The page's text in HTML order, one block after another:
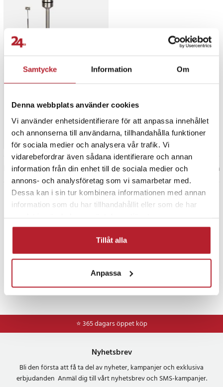
Samtycke Information Om
Denna webbplats använder cookies
Vi använder enhetsidentifierare för att anpassa innehållet
och annonserna till användarna, tillhandahålla funktioner
för sociala medier och analysera vår trafik. Vi
vidarebefordrar även sådana identifierare och annan
information från din enhet till de sociala medier och
annons- och analysföretag som vi samarbetar med.
Dessa kan i sin tur kombinera informationen med annan
information som du har tillhandahållit eller som de har
Tillåt alla
Anpassa
MasterChef 3-i-1 Stavmixer
- Känd från Sveriges
Mästerkock
Nuvarande pris:409 krTidigare
pris 619 kr
409 kr 619 kr
I lager, levereras inom 1-2 vardagar
Köp
Föregående 1 Nästa
⭐ 365 dagars öppet köp
Nyhetsbrev
Bli den första att få ta del av nyheter, kampanjer och exklusiva
erbjudanden Anmäl dig till vårt nyhetsbrev och SMS-kampanjer.